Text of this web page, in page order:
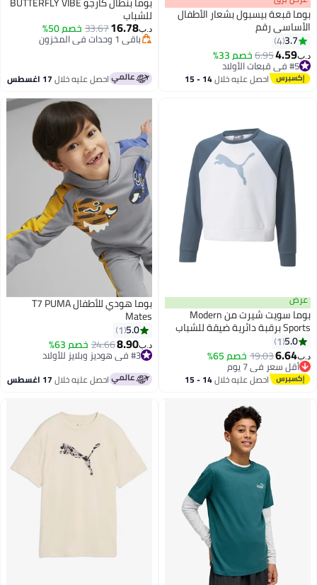
بوما قبعة بيسبول بشعار الأطفال
الأساسي رقم
3.7
4
د.ب‏4.59
6.95خصم 33%
#5 في قبعات الأولاد
#5 في قبعات الأولاد احصل عليه خلال 14 - 15
للشباب
د.ب‏16.78
33.67خصم 50%
باقي 1 وحدات في المخزون
باقي 1 وحدات في المخزون
احصل عليه خلال17 اغسطس
عرض
بوما سويت شيرت من Modern
Sports برقبة دائرية ضيقة للشباب
5.0
1
د.ب‏6.64
19.03خصم 65%
أقل سعر في 7 يوم
أقل سعر في 7 يوماحصل عليه خلال 14 - 15
بوما هودي للأطفال T7 PUMA
Mates
5.0
1
د.ب‏8.90
24.66خصم 63%
#3 في هوديز وبلايز للأولاد
احصل عليه خلال17 اغسطس